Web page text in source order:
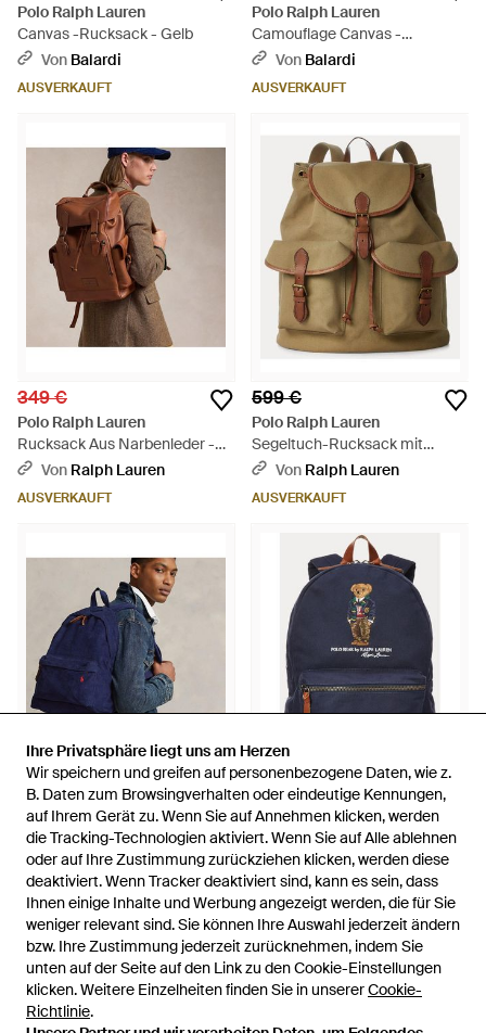
Ihre Privatsphäre liegt uns am Herzen
Wir speichern und greifen auf personenbezogene Daten, wie z.
B. Daten zum Browsingverhalten oder eindeutige Kennungen,
auf Ihrem Gerät zu. Wenn Sie auf Annehmen klicken, werden
die Tracking-Technologien aktiviert. Wenn Sie auf Alle ablehnen
oder auf Ihre Zustimmung zurückziehen klicken, werden diese
deaktiviert. Wenn Tracker deaktiviert sind, kann es sein, dass
Ihnen einige Inhalte und Werbung angezeigt werden, die für Sie
weniger relevant sind. Sie können Ihre Auswahl jederzeit ändern
bzw. Ihre Zustimmung jederzeit zurücknehmen, indem Sie
unten auf der Seite auf den Link zu den Cookie-Einstellungen
klicken. Weitere Einzelheiten finden Sie in unsererCookie-
Richtlinie.
Ihre Privatsphäre liegt uns am Herzen
Wir speichern und greifen auf personenbezogene Daten, wie z.
B. Daten zum Browsingverhalten oder eindeutige Kennungen,
auf Ihrem Gerät zu. Wenn Sie auf Annehmen klicken, werden
die Tracking-Technologien aktiviert. Wenn Sie auf Alle ablehnen
oder auf Ihre Zustimmung zurückziehen klicken, werden diese
deaktiviert. Wenn Tracker deaktiviert sind, kann es sein, dass
Ihnen einige Inhalte und Werbung angezeigt werden, die für Sie
weniger relevant sind. Sie können Ihre Auswahl jederzeit ändern
bzw. Ihre Zustimmung jederzeit zurücknehmen, indem Sie
unten auf der Seite auf den Link zu den Cookie-Einstellungen
klicken. Weitere Einzelheiten finden Sie in unsererCookie-
Richtlinie.
Polo Ralph Lauren
Canvas -Rucksack - Gelb
Von Balardi
AUSVERKAUFT
Polo Ralph Lauren
Camouflage Canvas -
Rucksack mit Tiger - Grau
Von Balardi
AUSVERKAUFT
349 €
Polo Ralph Lauren
Rucksack Aus Narbenleder -
Braun
Von Ralph Lauren
AUSVERKAUFT
599 €
Polo Ralph Lauren
Segeltuch-Rucksack mit
Lederbesatz - Grün
Von Ralph Lauren
AUSVERKAUFT
149,95 €
Polo Ralph Lauren
Rucksack aus Kordsamt - Blau
VonRalph Lauren
AUSVERKAUFT
229,95 €
Polo Ralph Lauren
Canvas-Rucksack mit Polo
Bear - Blau
VonRalph Lauren
AUSVERKAUFT
62 von 62 werden